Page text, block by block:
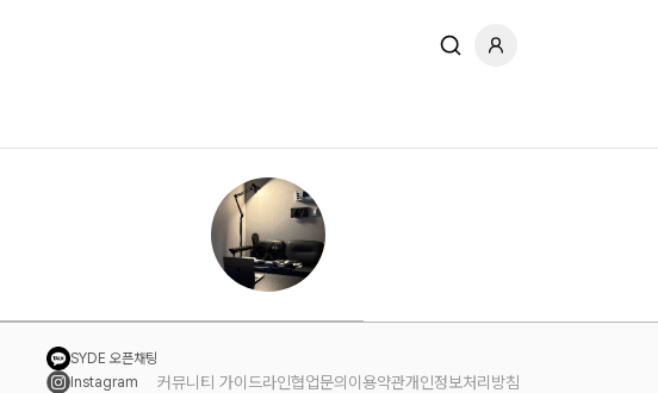
SYDE 오픈채팅
Instagram
커뮤니티 가이드라인협업문의이용약관개인정보처리방침